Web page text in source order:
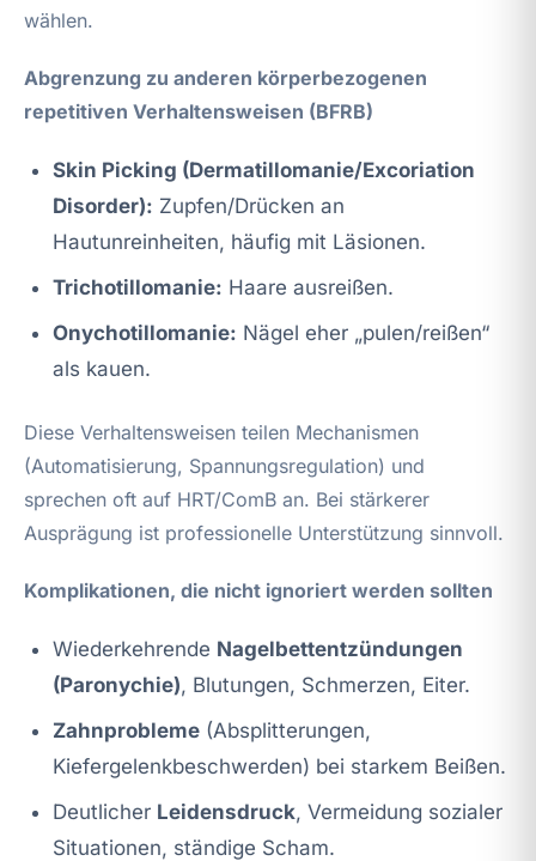
wählen.
Abgrenzung zu anderen körperbezogenen
repetitiven Verhaltensweisen (BFRB)
Skin Picking (Dermatillomanie/Excoriation
Disorder): Zupfen/Drücken an
Hautunreinheiten, häufig mit Läsionen.
Trichotillomanie: Haare ausreißen.
Onychotillomanie: Nägel eher „pulen/reißen“
als kauen.
Diese Verhaltensweisen teilen Mechanismen
(Automatisierung, Spannungsregulation) und
sprechen oft auf HRT/ComB an. Bei stärkerer
Ausprägung ist professionelle Unterstützung sinnvoll.
Komplikationen, die nicht ignoriert werden sollten
Wiederkehrende Nagelbettentzündungen
(Paronychie), Blutungen, Schmerzen, Eiter.
Zahnprobleme (Absplitterungen,
Kiefergelenkbeschwerden) bei starkem Beißen.
Deutlicher Leidensdruck, Vermeidung sozialer
Situationen, ständige Scham.